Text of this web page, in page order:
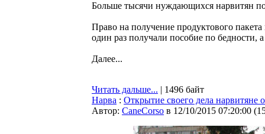
Больше тысячи нуждающихся нарвитян
Право на получение продуктового
один раз получали пособие по бедности,
Далее...
Читать дальше... | 1496 байт
Нарва : Открытие своего дела нарвитяне
Автор: CaneCorso в 12/10/2015 07:20:00 (